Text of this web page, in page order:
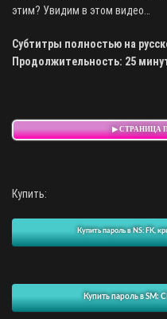
этим? Увидим в этом видео…
Субтитры полностью на
Продолжительность: 25
▶ СТРАНИЦА
Купить:
Купить пароль в NS: FK,
Купить пароль в SM: